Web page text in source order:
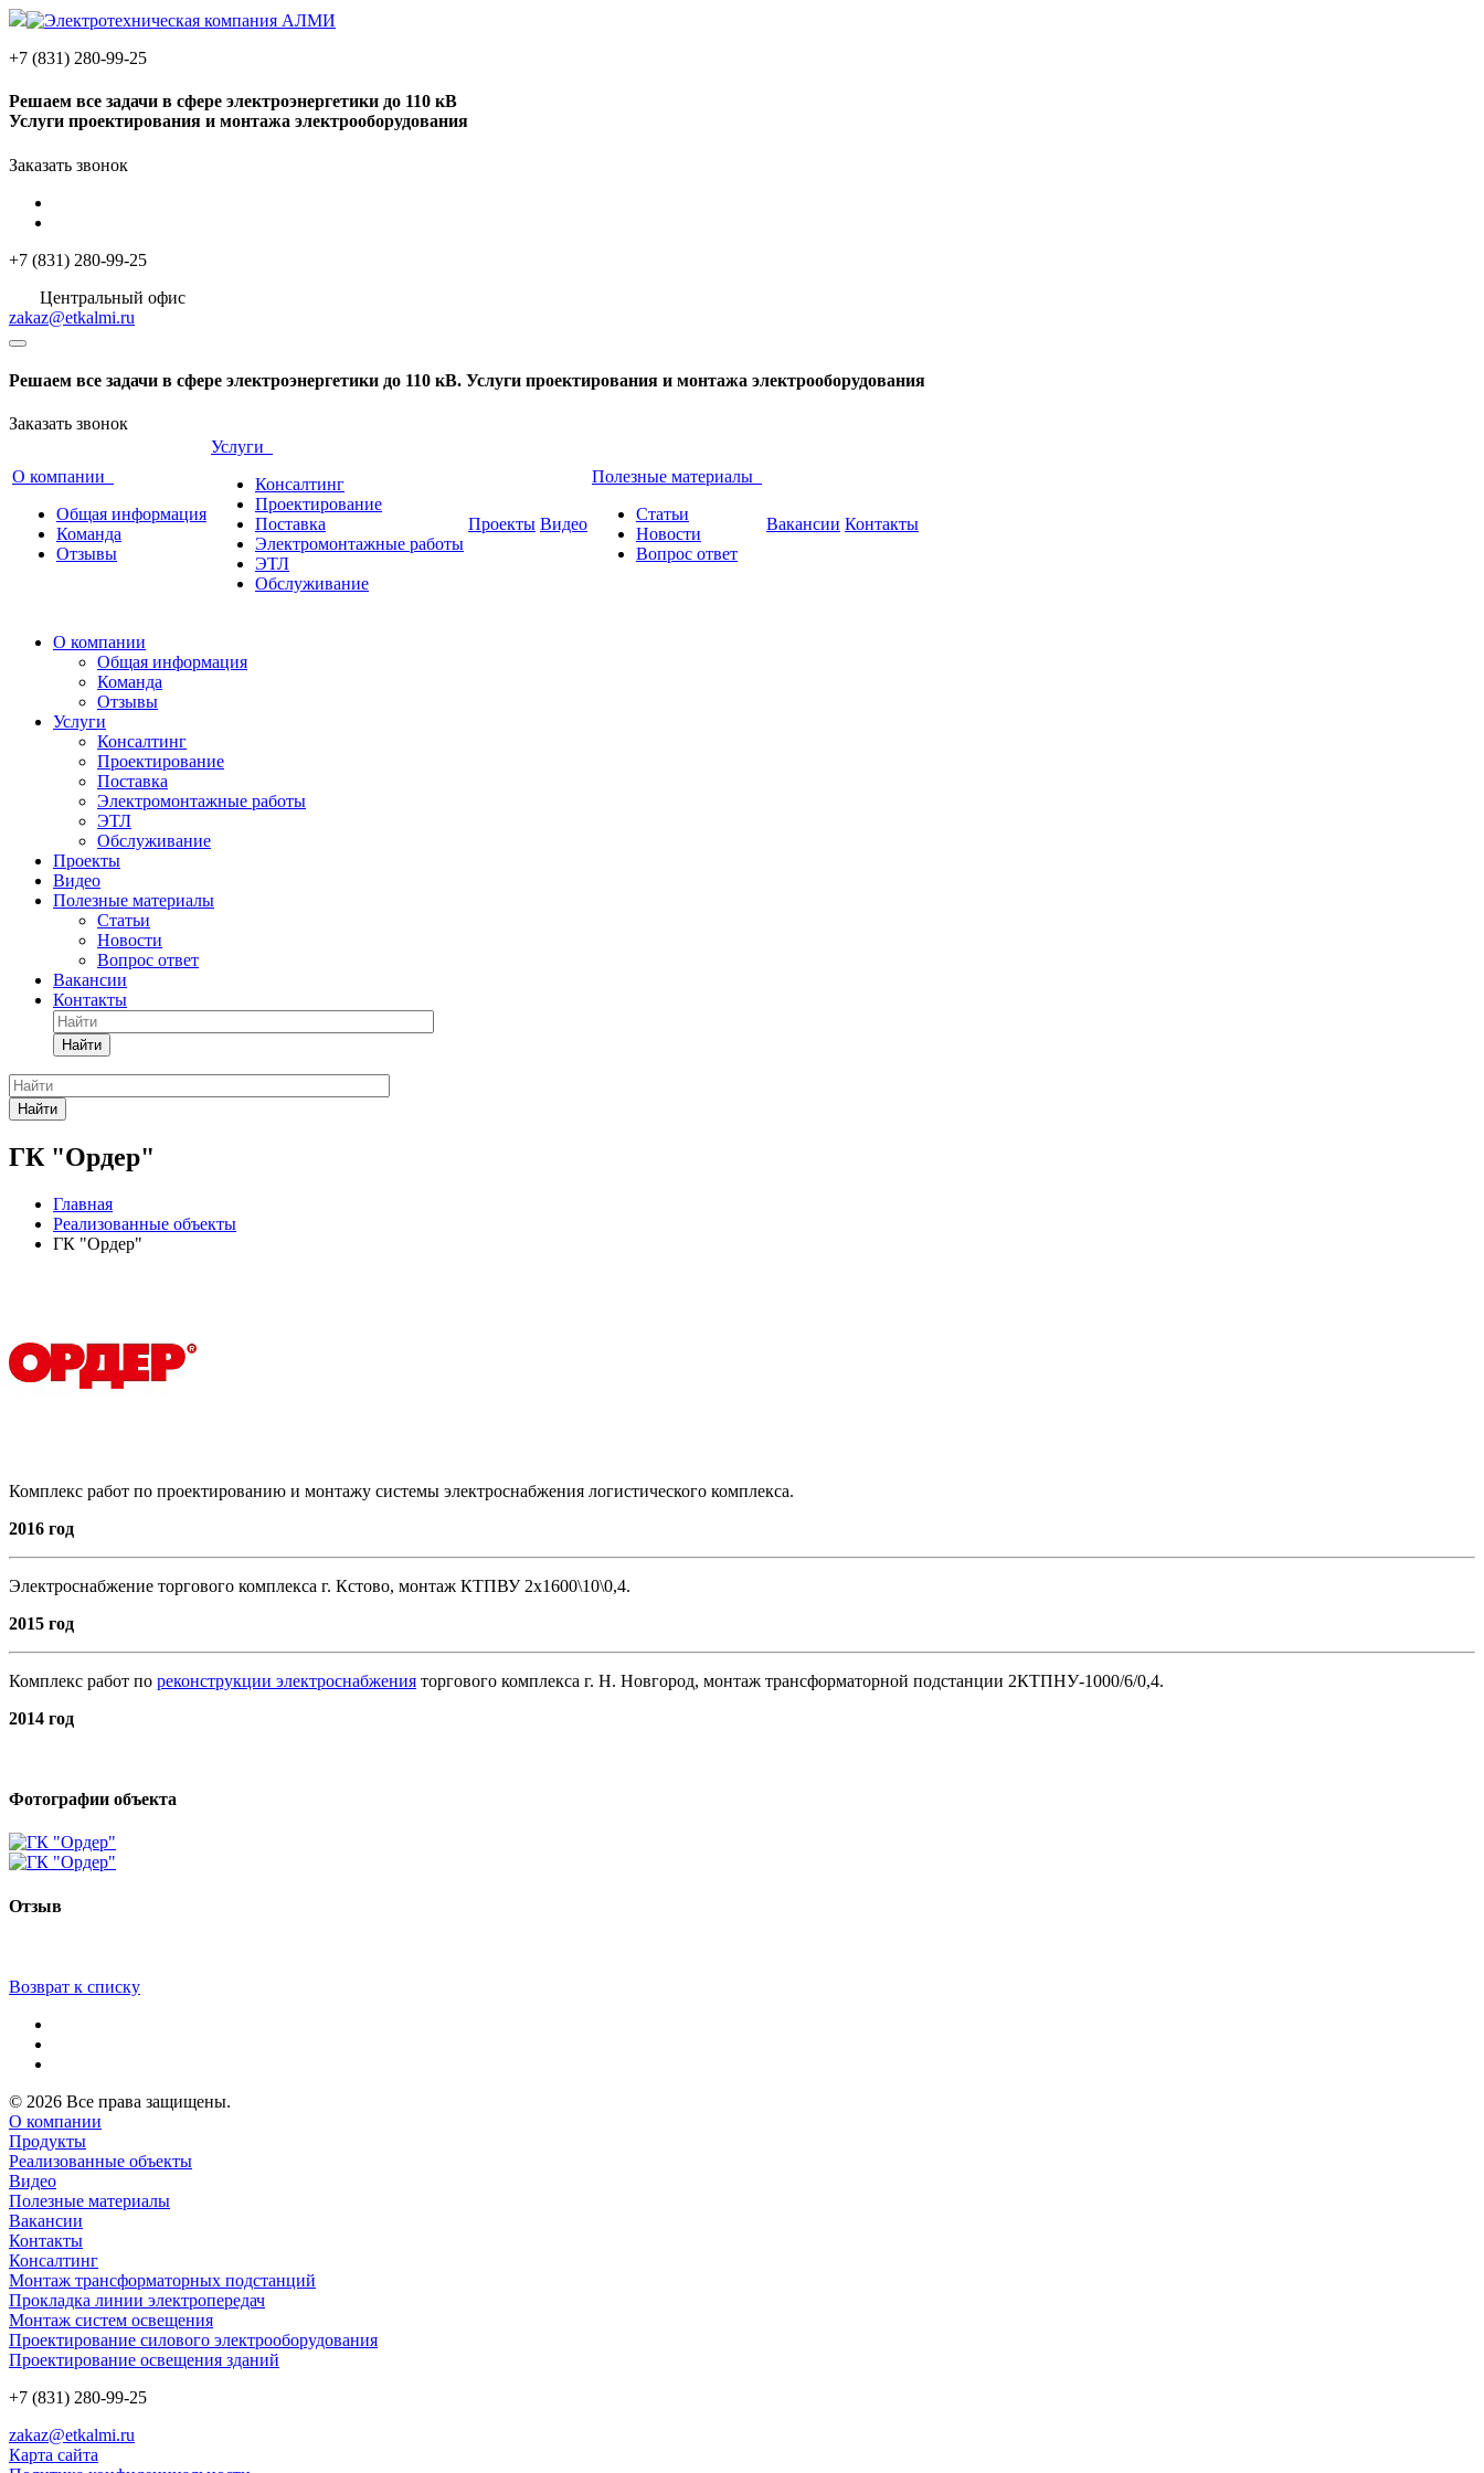
+7 (831) 280-99-25
Решаем все задачи в сфере электроэнергетики до 110 кВ
Услуги проектирования и монтажа электрооборудования
Заказать звонок
+7 (831) 280-99-25
Центральный офис
zakaz@etkalmi.ru
Решаем все задачи в сфере электроэнергетики до 110 кВ. Услуги проектирования и монтажа электрооборудования
Заказать звонок
О компании
Общая информация
Команда
Отзывы
Услуги
Консалтинг
Проектирование
Поставка
Электромонтажные работы
ЭТЛ
Обслуживание
Проекты Видео
Полезные материалы
Статьи
Новости
Вопрос ответ
Вакансии Контакты
О компании
Общая информация
Команда
Отзывы
Услуги
Консалтинг
Проектирование
Поставка
Электромонтажные работы
ЭТЛ
Обслуживание
Проекты
Видео
Полезные материалы
Статьи
Новости
Вопрос ответ
Вакансии
Контакты
Найти
Найти
ГК "Ордер"
Главная
Реализованные объекты
ГК "Ордер"
Комплекс работ по проектированию и монтажу системы электроснабжения логистического комплекса.
2016 год
Электроснабжение торгового комплекса г. Кстово, монтаж КТПВУ 2х1600\10\0,4.
2015 год
Комплекс работ по реконструкции электроснабжения торгового комплекса г. Н. Новгород, монтаж трансформаторной подстанции 2КТПНУ-1000/6/0,4.
2014 год
Фотографии объекта
Отзыв
Возврат к списку
© 2026 Все права защищены.
О компании
Продукты
Реализованные объекты
Видео
Полезные материалы
Вакансии
Контакты
Консалтинг
Монтаж трансформаторных подстанций
Прокладка линии электропередач
Монтаж систем освещения
Проектирование силового электрооборудования
Проектирование освещения зданий
+7 (831) 280-99-25
zakaz@etkalmi.ru
Карта сайта